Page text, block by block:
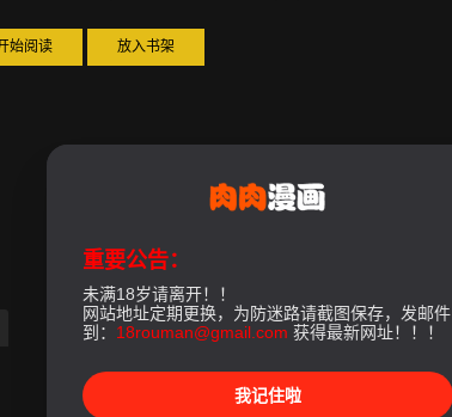
始阅读 放入书架
重要公告：
未满18岁请离开！！
网站地址定期更换，为防迷路请截图保存，发邮件
到： 18rouman@gmail.com 获得最新网址！！！
我记住啦